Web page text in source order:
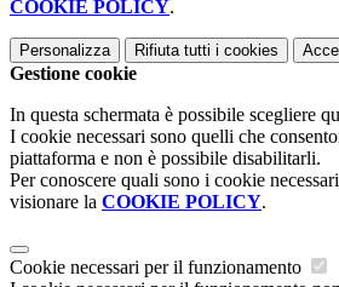
COOKIE POLICY.
Personalizza Rifiuta tutti i cookies
Gestione cookie
In questa schermata è possibile scegliere
I cookie necessari sono quelli che
piattaforma e non è possibile disabilitarli.
Per conoscere quali sono i cookie
visionare la COOKIE POLICY.
Cookie necessari per il funzionamento